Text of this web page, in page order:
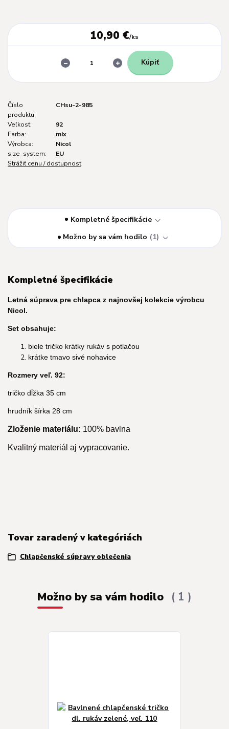
10,90 €/ks
Kúpiť
Číslo
produktu:
CHsu-2-985
Veľkosť:
92
Farba:
mix
Výrobca:
Nicol
size_system:
EU
Strážiť cenu / dostupnosť
Kompletné špecifikácie
Možno by sa vám hodilo
1
Kompletné špecifikácie
Letná súprava pre chlapca z najnovšej kolekcie výrobcu
Nicol.
Set obsahuje:
biele tričko krátky rukáv s potlačou
krátke tmavo sivé nohavice
Rozmery veľ. 92:
tričko dĺžka 35 cm
hrudník šírka 28 cm
Zloženie materiálu: 100% bavlna
Kvalitný materiál aj vypracovanie.
Tovar zaradený v kategóriách
Chlapčenské súpravy oblečenia
Možno by sa vám hodilo 1